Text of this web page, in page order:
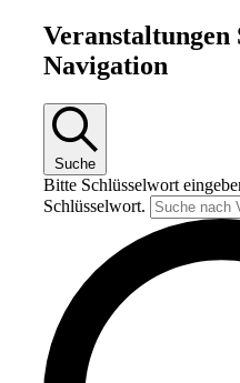
Veranstaltungen
Navigation
Suche
Bitte Schlüsselwort
Schlüsselwort.